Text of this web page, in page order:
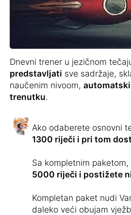
Dnevni trener u jezičnom
predstavljati sve sadržaje,
naučenim nivoom,
trenutku.
Ako odaberete osnovni
1300 riječi i pri tom
Sa kompletnim paketom,
5000 riječi i postižete
Kompletan paket nudi
daleko veći obujam